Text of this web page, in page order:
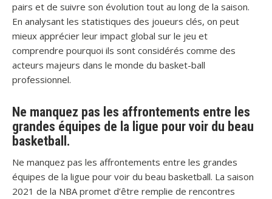
pairs et de suivre son évolution tout au long de la saison.
En analysant les statistiques des joueurs clés, on peut
mieux apprécier leur impact global sur le jeu et
comprendre pourquoi ils sont considérés comme des
acteurs majeurs dans le monde du basket-ball
professionnel.
Ne manquez pas les affrontements entre les
grandes équipes de la ligue pour voir du beau
basketball.
Ne manquez pas les affrontements entre les grandes
équipes de la ligue pour voir du beau basketball. La saison
2021 de la NBA promet d’être remplie de rencontres